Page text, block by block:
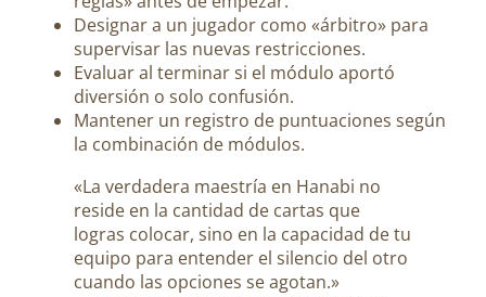
Designar a un jugador como «árbitro» para
supervisar las nuevas restricciones.
Evaluar al terminar si el módulo aportó
diversión o solo confusión.
Mantener un registro de puntuaciones según
la combinación de módulos.
«La verdadera maestría en Hanabi no
reside en la cantidad de cartas que
logras colocar, sino en la capacidad de tu
equipo para entender el silencio del otro
cuando las opciones se agotan.»